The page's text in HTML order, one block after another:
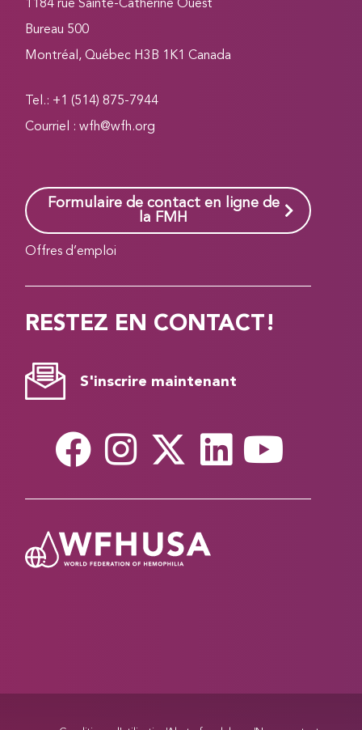
1184 rue Sainte-Catherine Ouest
Bureau 500
Montréal, Québec H3B 1K1 Canada
Tel.: +1 (514) 875-7944
Courriel :wfh@wfh.org
Formulaire de contact en ligne de
la FMH
Offres d’emploi
RESTEZ EN CONTACT!
S'inscrire maintenant